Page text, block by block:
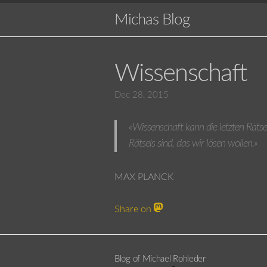
Michas Blog
Wissenschaft
Dec 28, 2015
«Wissenschaft kann die letzten
Rätsels sind, das wir lösen wollen.»
MAX PLANCK
Share on
Blog of Michael Rohleder